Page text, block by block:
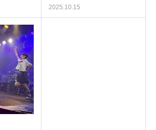
2025.10.15